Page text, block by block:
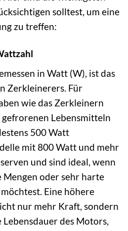
solltest, um eine
zu treffen:
in Watt (W), ist das
Zerkleinerers. Für
wie das Zerkleinern
gefrorenen Lebensmitteln
500 Watt
mit 800 Watt und mehr
und sind ideal, wenn
oder sehr harte
Eine höhere
nur mehr Kraft, sondern
des Motors,